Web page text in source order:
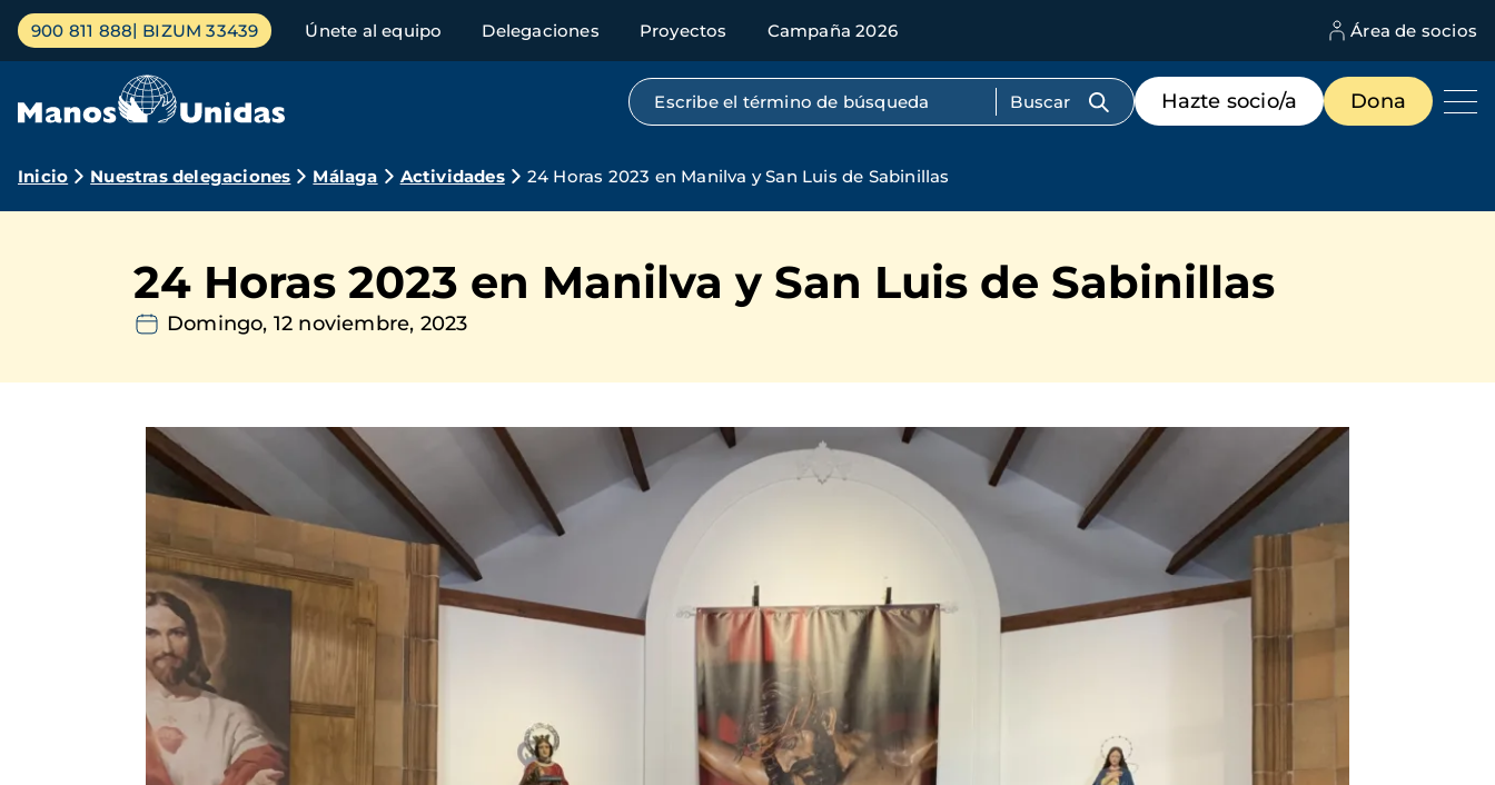
Pasar
contenido
Menú
principal
900 811 888 BIZUM 33439 Únete al equipo Delegaciones Proyectos Campaña 2026 Área de socios
Búsqueda por texto completo
Menú
de
destacados
Hazte socio/a Dona
Ruta
navegación
Inicio Nuestras delegaciones Málaga Actividades 24 Horas 2023 en Manilva y San Luis de Sabinillas
24 Horas 2023 en Manilva y San Luis de Sabinillas
Domingo, 12 noviembre, 2023